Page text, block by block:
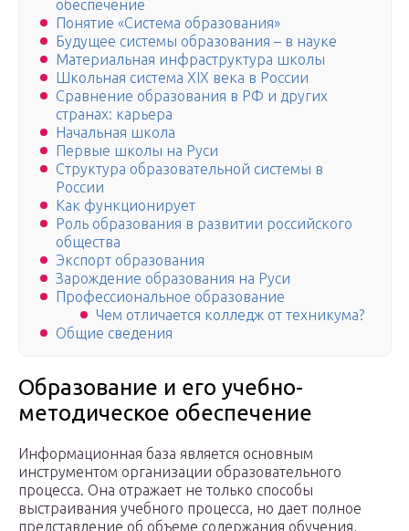
обеспечение
Понятие «Система образования»
Будущее системы образования – в науке
Материальная инфраструктура школы
Школьная система XIX века в России
Сравнение образования в РФ и других
странах: карьера
Начальная школа
Первые школы на Руси
Структура образовательной системы в
России
Как функционирует
Роль образования в развитии российского
общества
Экспорт образования
Зарождение образования на Руси
Профессиональное образование
Чем отличается колледж от техникума?
Общие сведения
Образование и его учебно-
методическое обеспечение
Информационная база является основным
инструментом организации образовательного
процесса. Она отражает не только способы
выстраивания учебного процесса, но дает полное
представление об объеме содержания обучения,